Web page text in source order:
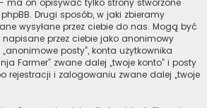
ma on opisywać tylko strony stworzone
Drugi sposób, w jaki zbieramy
wysyłane przez ciebie do nas. Mogą być
przez ciebie jako anonimowy
posty”, konta użytkownika
Farmer” zwane dalej „twoje konto” i posty
rejestracji i zalogowaniu zwane dalej „twoje